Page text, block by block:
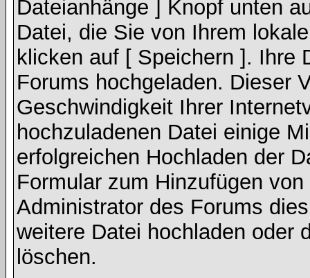
Dateianhänge ] Knopf unten
Datei, die Sie von Ihrem
klicken auf [ Speichern ]. Ihre
Forums hochgeladen. Dieser
Geschwindigkeit Ihrer
hochzuladenen Datei einige
erfolgreichen Hochladen der
Formular zum Hinzufügen
Administrator des Forums
weitere Datei hochladen oder
löschen.